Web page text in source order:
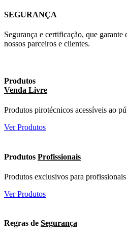
SEGURANÇA
Segurança e certificação, que garante
nossos parceiros e clientes.
Produtos
Venda Livre
Produtos pirotécnicos acessíveis ao
Ver Produtos
Produtos Profissionais
Produtos exclusivos para
Ver Produtos
Regras de Segurança